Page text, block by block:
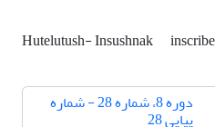
Hutelutush- Insushnak
دوره 8، شماره 28 - شماره
پیاپی 28